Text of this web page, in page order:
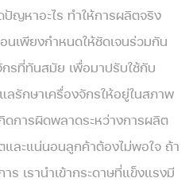
ญหาอะไร ทำให้การผลิตจริง
เพียงกำหนดให้ชัดเจนร่วมกัน
กรที่ทันสมัย เพื่อมาปรับใช้กับ
รักษาเครื่องจักรให้อยู่ในสภาพ
ดการผิดพลาดระหว่างการผลิต
และแน่นอนลูกค้าต้องไม่พอใจ ถ้า
ร เรานำเข้ากระดาษที่แข็งแรงมี